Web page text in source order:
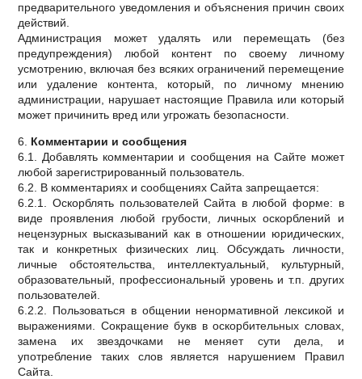
предварительного уведомления и объяснения причин своих
действий.
Администрация может удалять или перемещать (без
предупреждения) любой контент по своему личному
усмотрению, включая без всяких ограничений перемещение
или удаление контента, который, по личному мнению
администрации, нарушает настоящие Правила или который
может причинить вред или угрожать безопасности.
6. Комментарии и сообщения
6.1. Добавлять комментарии и сообщения на Сайте может
любой зарегистрированный пользователь.
6.2. В комментариях и сообщениях Сайта запрещается:
6.2.1. Оскорблять пользователей Сайта в любой форме: в
виде проявления любой грубости, личных оскорблений и
нецензурных высказываний как в отношении юридических,
так и конкретных физических лиц. Обсуждать личности,
личные обстоятельства, интеллектуальный, культурный,
образовательный, профессиональный уровень и т.п. других
пользователей.
6.2.2. Пользоваться в общении ненормативной лексикой и
выражениями. Сокращение букв в оскорбительных словах,
замена их звездочками не меняет сути дела, и
употребление таких слов является нарушением Правил
Сайта.